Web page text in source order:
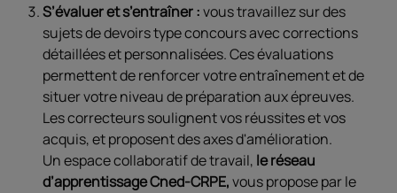
S’évaluer et s’entraîner :vous travaillez sur des
sujets de devoirstype concours avec corrections
détaillées et personnalisées. Ces évaluations
permettent de renforcer votre entraînement et de
situer votre niveau de préparation aux épreuves.
Les correcteurs soulignent vos réussites et vos
acquis, et proposent des axes d'amélioration.
Un espace collaboratif de travail, le réseau
d’apprentissage Cned-CRPE,vous propose par le